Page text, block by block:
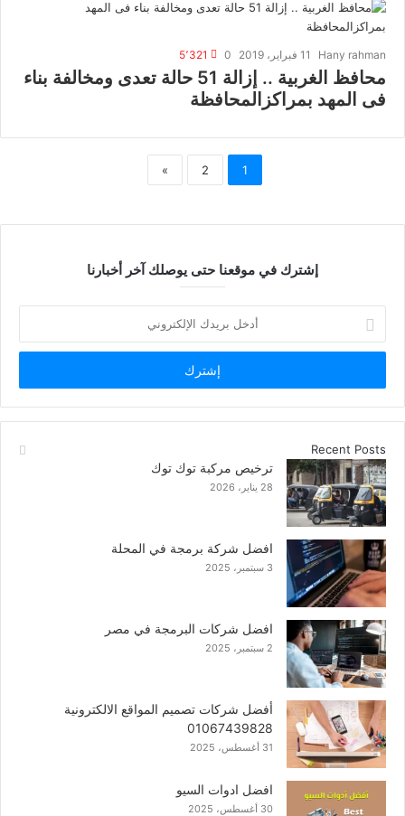
Hany rahman 11 فبراير، 2019 0 5٬321
محافظ الغربية .. إزالة 51 حالة تعدى ومخالفة بناء
فى المهد بمراكزالمحافظة
1
2
»
إشترك في موقعنا حتى يوصلك آخر أخبارنا
بريدك
الإلكتروني
Recent Posts
ترخيص مركبة توك توك
28 يناير، 2026
افضل شركة برمجة في المحلة
3 سبتمبر، 2025
افضل شركات البرمجة في مصر
2 سبتمبر، 2025
أفضل شركات تصميم المواقع الالكترونية
01067439828
31 أغسطس، 2025
افضل ادوات السيو
30 أغسطس، 2025